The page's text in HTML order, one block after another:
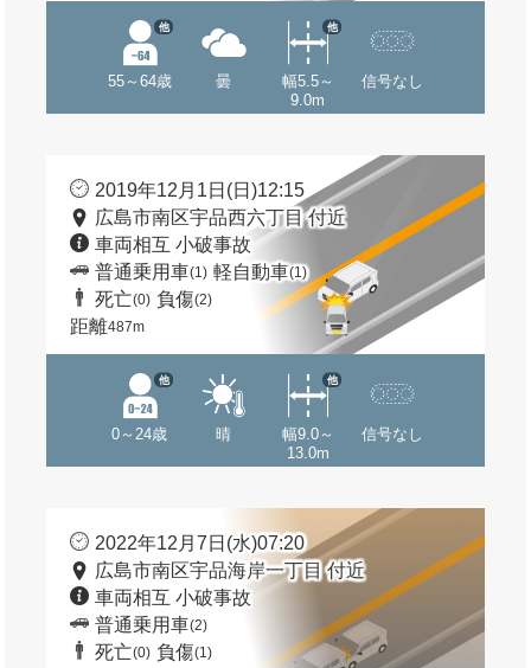
55～64歳
他
曇
幅5.5～
9.0m
他
信号なし
2019年12月1日(日)12:15
広島市南区宇品西六丁目 付近
車両相互 小破事故
普通乗用車(1) 軽自動車(1)
死亡(0) 負傷(2)
距離487m
0～24歳
他
晴
幅9.0～
13.0m
他
信号なし
2022年12月7日(水)07:20
広島市南区宇品海岸一丁目 付近
車両相互 小破事故
普通乗用車(2)
死亡(0) 負傷(1)